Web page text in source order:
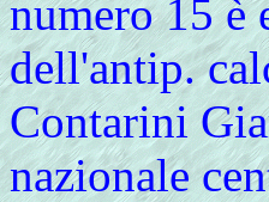
numero 15 è
dell'antip.
Contarini
nazionale